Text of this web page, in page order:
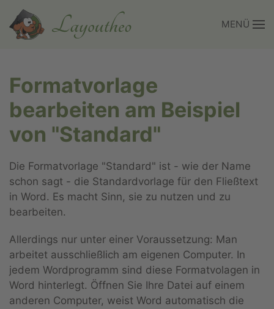
Zum Hauptinhalt springen
MENÜ
Formatvorlage
bearbeiten am Beispiel
von "Standard"
Die Formatvorlage "Standard" ist - wie der Name
schon sagt - die Standardvorlage für den Fließtext
in Word. Es macht Sinn, sie zu nutzen und zu
bearbeiten.
Allerdings nur unter einer Voraussetzung: Man
arbeitet ausschließlich am eigenen Computer. In
jedem Wordprogramm sind diese Formatvolagen in
Word hinterlegt. Öffnen Sie Ihre Datei auf einem
anderen Computer, weist Word automatisch die